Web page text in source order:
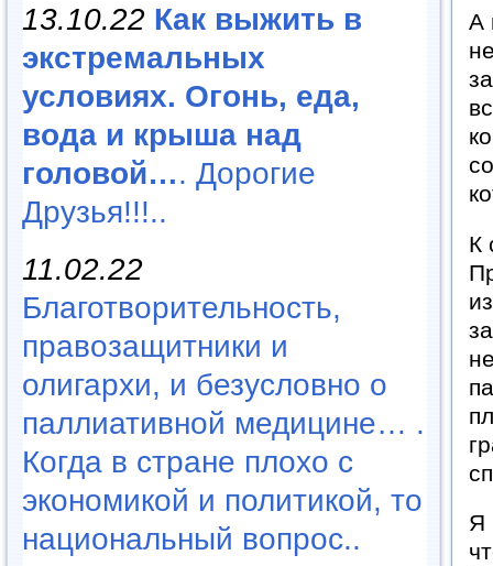
13.10.22 Как выжить в
экстремальных
условиях. Огонь, еда,
вода и крыша над
головой…. Дорогие
Друзья!!!..
11.02.22
Благотворительность,
правозащитники и
олигархи, и безусловно о
паллиативной медицине… .
Когда в стране плохо с
экономикой и политикой, то
национальный вопрос..
А
К
Я